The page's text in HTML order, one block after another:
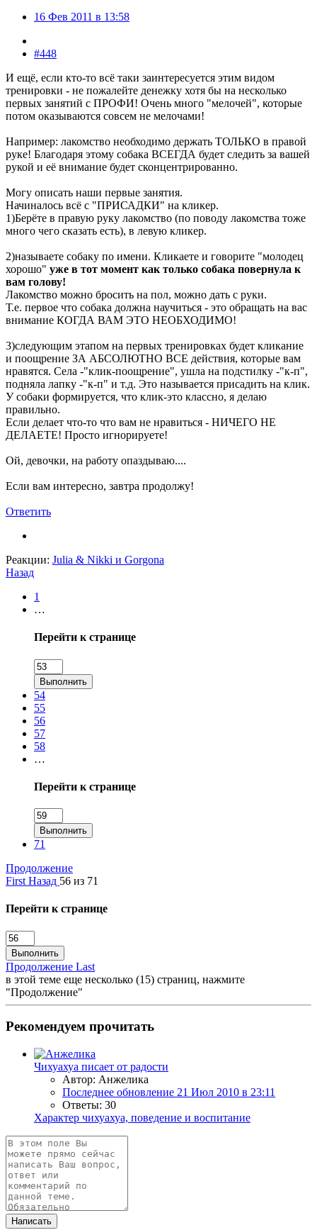
16 Фев 2011 в 13:58
#448
И ещё, если кто-то всё таки заинтересуется этим видом
тренировки - не пожалейте денежку хотя бы на несколько
первых занятий с ПРОФИ! Очень много "мелочей", которые
потом оказываются совсем не мелочами!
Например: лакомство необходимо держать ТОЛЬКО в правой
руке! Благодаря этому собака ВСЕГДА будет следить за вашей
рукой и её внимание будет сконцентрированно.
Могу описать наши первые занятия.
Начиналось всё с "ПРИСАДКИ" на кликер.
1)Берёте в правую руку лакомство (по поводу лакомства тоже
много чего сказать есть), в левую кликер.
2)называете собаку по имени. Кликаете и говорите "молодец
хорошо" уже в тот момент как только собака повернула к
вам голову!
Лакомство можно бросить на пол, можно дать с руки.
Т.е. первое что собака должна научиться - это обращать на вас
внимание КОГДА ВАМ ЭТО НЕОБХОДИМО!
3)следующим этапом на первых тренировках будет кликание
и поощрение ЗА АБСОЛЮТНО ВСЕ действия, которые вам
нравятся. Села -"клик-поощрение", ушла на подстилку -"к-п",
подняла лапку -"к-п" и т.д. Это называется присадить на клик.
У собаки формируется, что клик-это классно, я делаю
правильно.
Если делает что-то что вам не нравиться - НИЧЕГО НЕ
ДЕЛАЕТЕ! Просто игнорируете!
Ой, девочки, на работу опаздываю....
Если вам интересно, завтра продолжу!
Ответить
Реакции: Julia & Nikki и Gorgona
Назад
1
…
Перейти к странице
Выполнить
54
55
56
57
58
…
Перейти к странице
Выполнить
71
Продолжение
First Назад 56 из 71
Перейти к странице
Выполнить
Продолжение Last
в этой теме еще несколько (15) страниц, нажмите
"Продолжение"
Рекомендуем прочитать
Чихуахуа писает от радости
Автор: Анжелика
Последнее обновление 21 Июл 2010 в 23:11
Ответы: 30
Характер чихуахуа, поведение и воспитание
Написать